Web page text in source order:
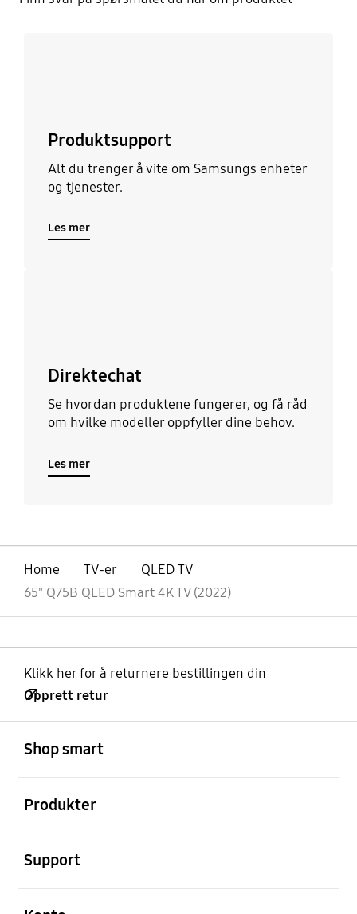
Produktsupport
Alt du trenger å vite om Samsungs enheter
og tjenester.
Les mer
Direktechat
Se hvordan produktene fungerer, og få råd
om hvilke modeller oppfyller dine behov.
Les mer
Home TV-er
QLED TV
65" Q75B QLED Smart 4K TV (2022)
Klikk her for å returnere bestillingen din
Opprett retur
Shop smart
Produkter
Support